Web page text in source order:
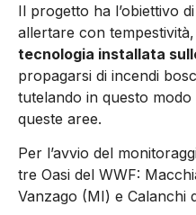
Il progetto ha l’obiettivo
allertare con
tecnologia installata
propagarsi di incendi
tutelando in questo
queste aree.
Per l’avvio del
tre Oasi del WWF:
Vanzago (MI) e Calanchi